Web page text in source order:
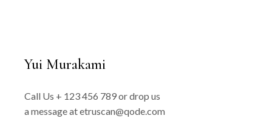
Yui Murakami
Call Us + 123 456 789or drop us
a message atetruscan@qode.com